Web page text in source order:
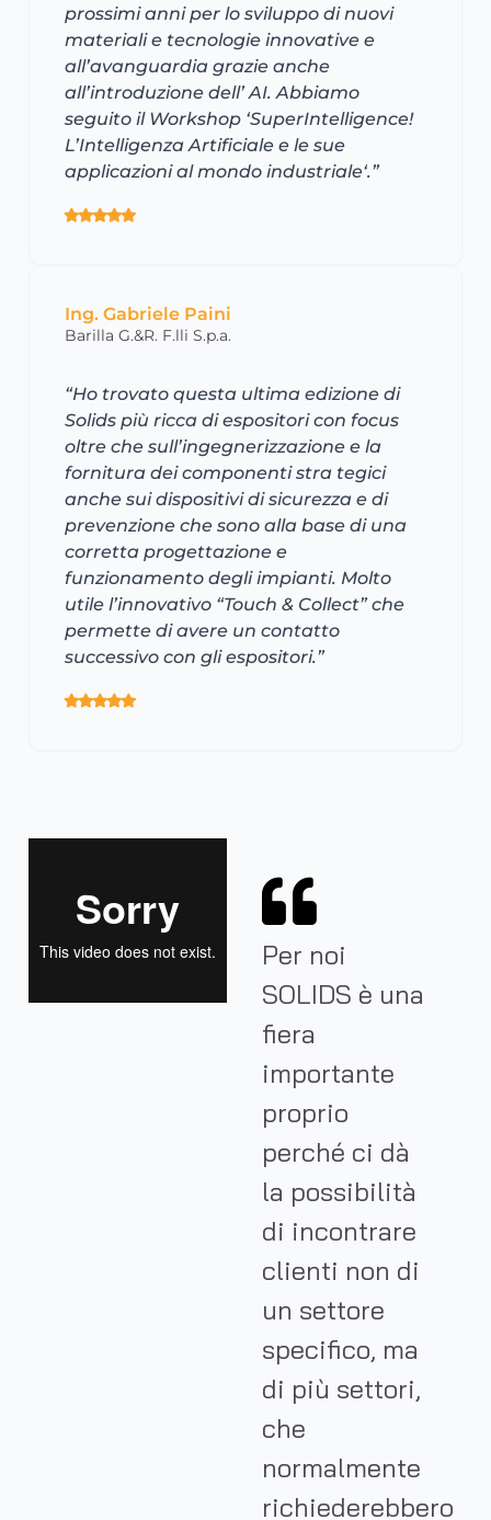
prossimi anni per lo sviluppo di nuovi
materiali e tecnologie innovative e
all’avanguardia grazie anche
all’introduzione dell’ AI. Abbiamo
seguito il Workshop ‘SuperIntelligence!
L’Intelligenza Artificiale e le sue
applicazioni al mondo industriale‘.”
Ing. Gabriele Paini
Barilla G.&R. F.lli S.p.a.
“Ho trovato questa ultima edizione di
Solids più ricca di espositori con focus
oltre che sull’ingegnerizzazione e la
fornitura dei componenti stra tegici
anche sui dispositivi di sicurezza e di
prevenzione che sono alla base di una
corretta progettazione e
funzionamento degli impianti. Molto
utile l’innovativo “Touch & Collect” che
permette di avere un contatto
successivo con gli espositori.”
Per noi
SOLIDS è una
fiera
importante
proprio
perché ci dà
la possibilità
di incontrare
clienti non di
un settore
specifico, ma
di più settori,
che
normalmente
richiederebbero